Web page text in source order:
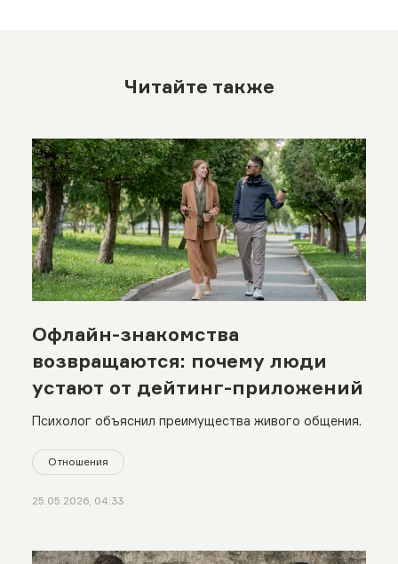
Читайте также
Офлайн-знакомства
возвращаются: почему люди
устают от дейтинг-приложений
Психолог объяснил преимущества живого общения.
Отношения
25.05.2026, 04:33